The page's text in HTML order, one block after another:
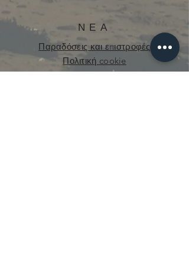
ΝΕΑ
Παραδόσεις και επιστροφές
Πολιτική cookie
Πολιτική Απορρήτου